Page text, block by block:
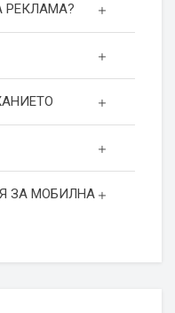
РЕКЛАМА?
ЗА МОБИЛНА